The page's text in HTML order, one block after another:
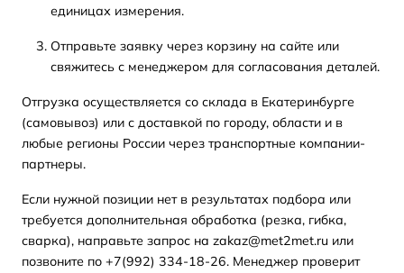
единицах измерения.
Отправьте заявку через корзину на сайте или
свяжитесь с менеджером для согласования деталей.
Отгрузка осуществляется со склада в Екатеринбурге
(самовывоз) или с доставкой по городу, области и в
любые регионы России через транспортные компании-
партнеры.
Если нужной позиции нет в результатах подбора или
требуется дополнительная обработка (резка, гибка,
сварка), направьте запрос на zakaz@met2met.ru или
позвоните по +7(992) 334-18-26. Менеджер проверит